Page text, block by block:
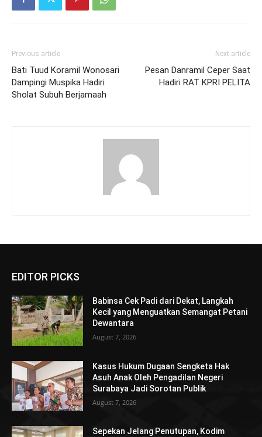
Previous article
Bati Tuud Koramil Wonosari
Dampingi Muspika Hadiri
Sholat Subuh Berjamaah
Next article
Pesan Danramil Ceper Saat
Hadiri RAT KPRI PELITA
EDITOR PICKS
Babinsa Cek Padi dari Dekat, Langkah
Kecil yang Menguatkan Semangat Petani
Dewantara
August 7, 2026
Kasus Hukum Dugaan Sengketa Hak
Asuh Anak Oleh Pengadilan Negeri
Surabaya Jadi Sorotan Publik
August 7, 2026
Sepekan Jelang Penutupan, Kodim